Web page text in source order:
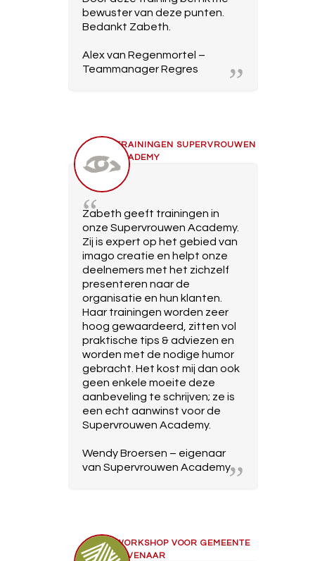
bewuster van deze punten.
Bedankt Zabeth.
Alex van Regenmortel –
Teammanager Regres
TRAININGEN SUPERVROUWEN
ACADEMY
Zabeth geeft trainingen in
onze Supervrouwen Academy.
Zij is expert op het gebied van
imago creatie en helpt onze
deelnemers met het zichzelf
presenteren naar de
organisatie en hun klanten.
Haar trainingen worden zeer
hoog gewaardeerd, zitten vol
praktische tips & adviezen en
worden met de nodige humor
gebracht. Het kost mij dan ook
geen enkele moeite deze
aanbeveling te schrijven; ze is
een echt aanwinst voor de
Supervrouwen Academy.
Wendy Broersen – eigenaar
van Supervrouwen Academy
WORKSHOP VOOR GEMEENTE
ZEVENAAR